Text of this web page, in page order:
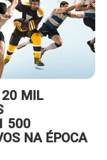
20 MIL
500
NA ÉPOCA